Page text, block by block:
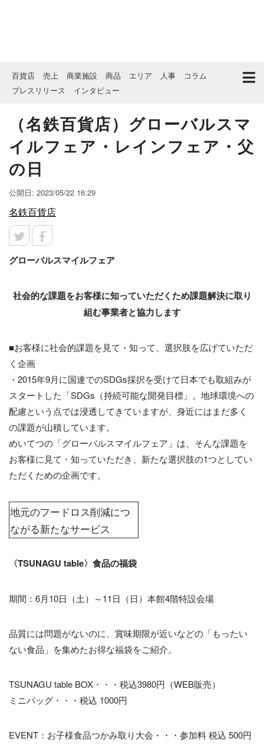
百貨店 売上 商業施設 商品 エリア 人事
コラム
プレスリリース
インタビュー
（名鉄百貨店）グローバルスマ
イルフェア・レインフェア・父
の日
公開日: 2023/05/22 16:29
名鉄百貨店
グローバルスマイルフェア
社会的な課題をお客様に知っていただくため課題解決に取り
組む事業者と協力します
■お客様に社会的課題を見て・知って、選択肢を広げていただ
く企画
・2015年9月に国連でのSDGs採択を受けて日本でも取組みが
スタートした「SDGs（持続可能な開発目標」。地球環境への
配慮という点では浸透してきていますが、身近にはまだ多く
の課題が山積しています。
めいてつの「グローバルスマイルフェア」は、そんな課題を
お客様に見て・知っていただき、新たな選択肢の1つとしてい
ただくための企画です。
地元のフードロス削減につ
ながる新たなサービス
〈TSUNAGU table〉食品の福袋
期間：6月10日（土）～11日（日）本館4階特設会場
品質には問題がないのに、賞味期限が近いなどの「もったい
ない食品」を集めたお得な福袋をご紹介。
TSUNAGU table BOX・・・税込3980円（WEB販売）
ミニバッグ・・・税込 1000円
EVENT：お子様食品つかみ取り大会・・・参加料 税込 500円